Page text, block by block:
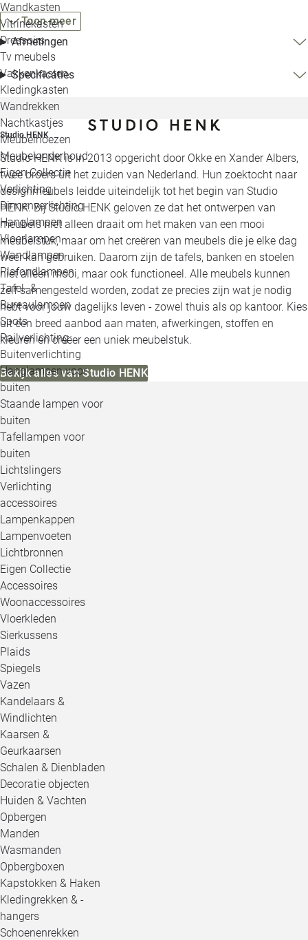
Wandkasten
Vitrinekasten
Dressoirs
Tv meubels
Vakkenkasten
Kledingkasten
Wandrekken
Nachtkastjes
Meubelhoezen
Meubelonderhoud
Eigen Collectie
Verlichting
Binnenverlichting
Hanglampen
Vloerlampen
Wandlampen
Plafondlampen
Tafel- &
Bureaulampen
Spots
Railverlichting
Buitenverlichting
Hanglampen voor
buiten
Staande lampen voor
buiten
Tafellampen voor
buiten
Lichtslingers
Verlichting
accessoires
Lampenkappen
Lampenvoeten
Lichtbronnen
Eigen Collectie
Accessoires
Woonaccessoires
Vloerkleden
Sierkussens
Plaids
Spiegels
Vazen
Kandelaars &
Windlichten
Kaarsen &
Geurkaarsen
Schalen & Dienbladen
Decoratie objecten
Huiden & Vachten
Opbergen
Manden
Wasmanden
Opbergboxen
Kapstokken & Haken
Kledingrekken & -
hangers
Schoenenrekken
Toon meer
Afmetingen
Specificaties
Studio HENK
Studio HENK is in 2013 opgericht door Okke en Xander Albers,
twee broers uit het zuiden van Nederland. Hun zoektocht naar
designmeubels leidde uiteindelijk tot het begin van Studio
HENK. Bij Studio HENK geloven ze dat het ontwerpen van
meubels niet alleen draait om het maken van een mooi
meubelstuk, maar om het creëren van meubels die je elke dag
weer kan gebruiken. Daarom zijn de tafels, banken en stoelen
niet alleen mooi, maar ook functioneel. Alle meubels kunnen
zelf samengesteld worden, zodat ze precies zijn wat je nodig
hebt voor jouw dagelijks leven - zowel thuis als op kantoor. Kies
uit een breed aanbod aan maten, afwerkingen, stoffen en
kleuren en creëer een uniek meubelstuk.
Bekijk alles van Studio HENK